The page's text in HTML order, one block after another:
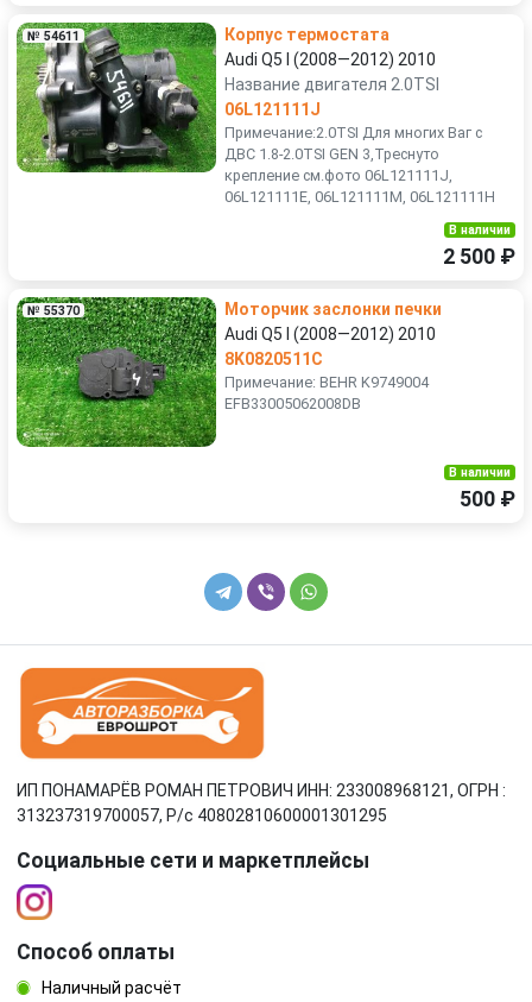
№ 54611
Корпус термостата
Audi Q5 I (2008—2012) 2010
Название двигателя 2.0TSI
06L121111J
Примечание:2.0TSI Для многих Ваг с
ДВС 1.8-2.0TSI GEN 3,Треснуто
крепление см.фото 06L121111J,
06L121111E, 06L121111M, 06L121111H
В наличии
2 500 ₽
№ 55370
Моторчик заслонки печки
Audi Q5 I (2008—2012) 2010
8K0820511C
Примечание: BEHR K9749004
EFB33005062008DB
В наличии
500 ₽
ИП ПОНАМАРЁВ РОМАН ПЕТРОВИЧ ИНН: 233008968121, ОГРН :
313237319700057, Р/c 40802810600001301295
Социальные сети и маркетплейсы
Способ оплаты
Наличный расчёт